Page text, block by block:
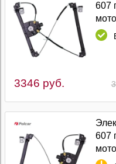
607
3346 руб.
607